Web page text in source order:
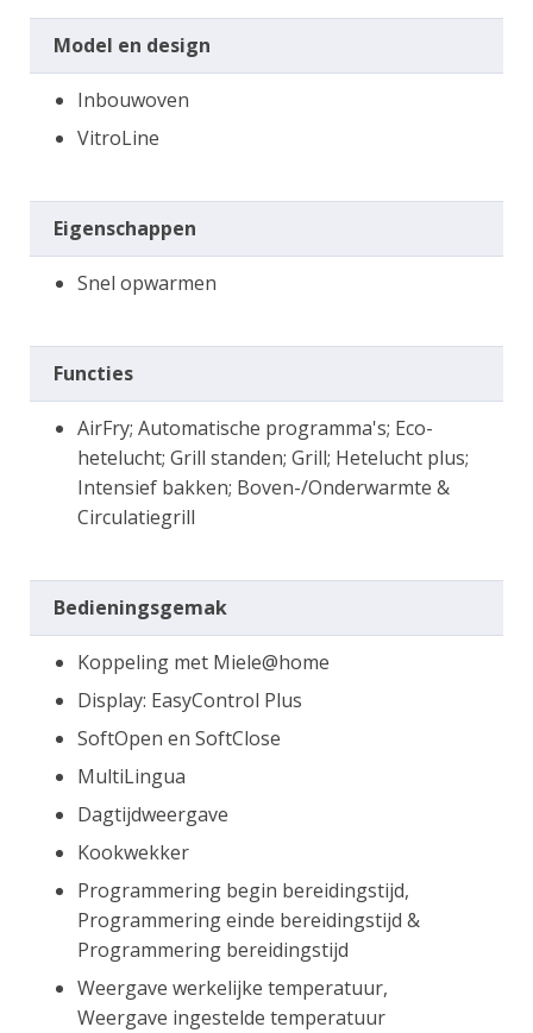
Model en design
Inbouwoven
VitroLine
Eigenschappen
Snel opwarmen
Functies
AirFry; Automatische programma's; Eco-
hetelucht; Grill standen; Grill; Hetelucht plus;
Intensief bakken; Boven-/Onderwarmte &
Circulatiegrill
Bedieningsgemak
Koppeling met Miele@home
Display: EasyControl Plus
SoftOpen en SoftClose
MultiLingua
Dagtijdweergave
Kookwekker
Programmering begin bereidingstijd,
Programmering einde bereidingstijd &
Programmering bereidingstijd
Weergave werkelijke temperatuur,
Weergave ingestelde temperatuur